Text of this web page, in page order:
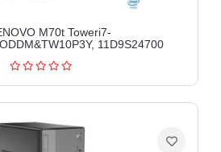
M70t Toweri7-
11D9S24700